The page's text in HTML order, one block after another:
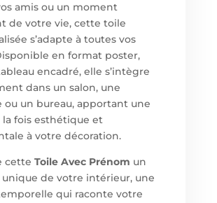
amis ou un moment
de votre vie, cette toile
s’adapte à toutes vos
en format poster,
encadré, elle s’intègre
dans un salon, une
ou un bureau, apportant une
la fois esthétique et
à votre décoration.
cette Toile Avec Prénom un
de votre intérieur, une
qui raconte votre